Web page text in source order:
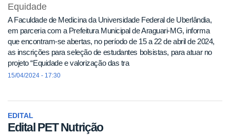
Equidade
A Faculdade de Medicina da Universidade Federal de Uberlândia,
em parceria com a Prefeitura Municipal de Araguari-MG, informa
que encontram-se abertas, no período de 15 a 22 de abril de 2024,
as inscrições para seleção de estudantes bolsistas, para atuar no
projeto “Equidade e valorização das tra
15/04/2024 - 17:30
EDITAL
Edital PET Nutrição